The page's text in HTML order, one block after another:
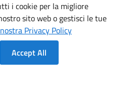
i cookie per la migliore
sito web o gestisci le tue
Privacy Policy
Accept All